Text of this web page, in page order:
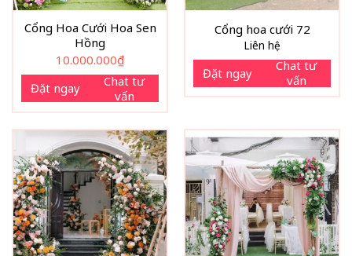
Cổng Hoa Cưới Hoa Sen
Hồng
10.000.000₫
Đặt ngay
Chat tư
vấn
Cổng hoa cưới 72
Liên hệ
Đặt ngay
Chat tư
vấn